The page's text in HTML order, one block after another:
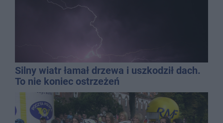
Silny wiatr łamał drzewa i uszkodził dach.
To nie koniec ostrzeżeń